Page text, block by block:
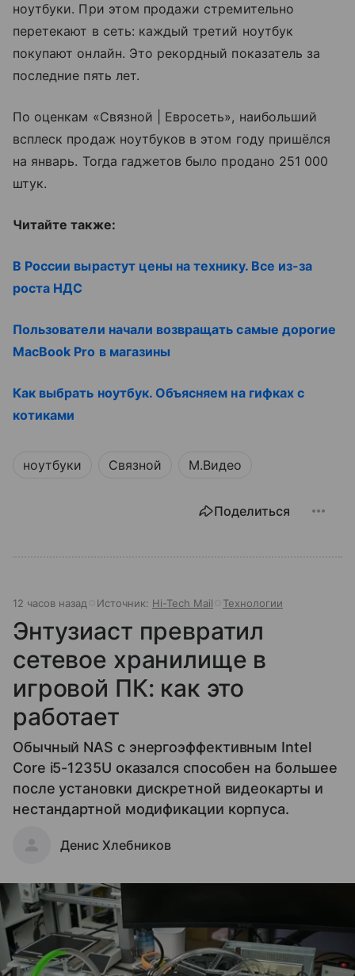
ноутбуки. При этом продажи стремительно
перетекают в сеть: каждый третий ноутбук
покупают онлайн. Это рекордный показатель за
последние пять лет.
По оценкам «Связной | Евросеть», наибольший
всплеск продаж ноутбуков в этом году пришёлся
на январь. Тогда гаджетов было продано 251 000
штук.
Читайте также:
В России вырастут цены на технику. Все из-за
роста НДС
Пользователи начали возвращать самые дорогие
MacBook Pro в магазины
Как выбрать ноутбук. Объясняем на гифках с
котиками
ноутбуки Связной М.Видео
Поделиться
12 часов назад Источник: Hi-Tech Mail Технологии
Энтузиаст превратил
сетевое хранилище в
игровой ПК: как это
работает
Обычный NAS с энергоэффективным Intel
Core i5-1235U оказался способен на большее
после установки дискретной видеокарты и
нестандартной модификации корпуса.
Денис Хлебников